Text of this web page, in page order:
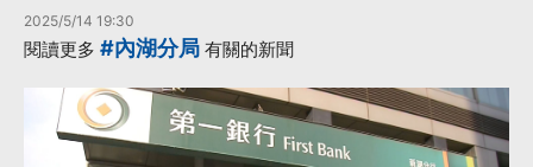
2025/5/14 19:30
閱讀更多 #內湖分局 有關的新聞